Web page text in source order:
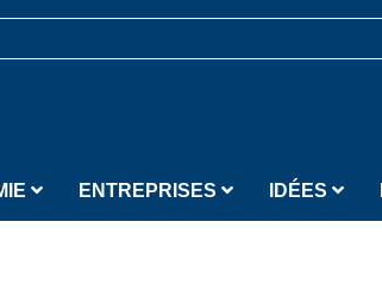
ENTREPRISES IDÉES